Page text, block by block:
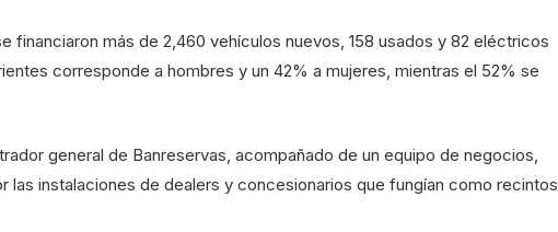
financiaron más de 2,460 vehículos nuevos, 158 usados y 82 eléctricos
corresponde a hombres y un 42% a mujeres, mientras el 52% se
general de Banreservas, acompañado de un equipo de negocios,
las instalaciones de dealers y concesionarios que fungían como recintos